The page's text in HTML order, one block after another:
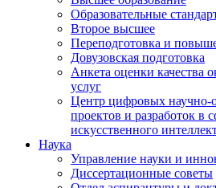
Образовательные
Второе высшее
Переподготовка и
Довузовская подготовка
Анкета оценки качества
услуг
Центр цифровых научно-
проектов и разработок в
искусственного
Наука
Управление науки и
Диссертационные советы